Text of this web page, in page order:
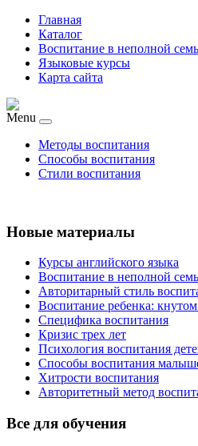
Главная
Каталог
Воспитание в неполной
Языковые курсы
Карта сайта
Menu
Методы воспитания
Способы воспитания
Стили воспитания
Новые материалы
Курсы английского языка
Воспитание в неполной
Авторитарный стиль
Воспитание ребенка:
Специфика воспитания
Кризис трех лет
Психология воспитания
Способы воспитания
Хитрости воспитания
Авторитетный метод
Все для обучения